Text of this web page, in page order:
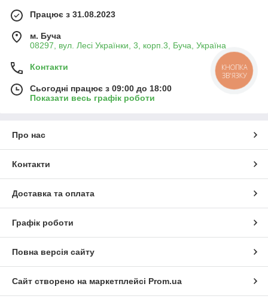
Працює з 31.08.2023
м. Буча
08297, вул. Лесі Українки, 3, корп.3, Буча, Україна
Контакти
Сьогодні працює з 09:00 до 18:00
Показати весь графік роботи
Про нас
Контакти
Доставка та оплата
Графік роботи
Повна версія сайту
Сайт створено на маркетплейсі Prom.ua
КНОПКА
ЗВ'ЯЗКУ